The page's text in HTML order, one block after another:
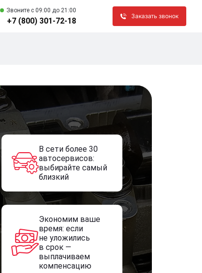
Звоните c 09:00 до 21:00
+7 (800) 301-72-18
Заказать звонок
В сети более 30
автосервисов:
выбирайте самый
близкий
Экономим ваше
время: если
не уложились
в срок —
выплачиваем
компенсацию